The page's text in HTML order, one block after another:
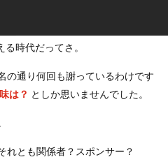
時代だってさ。
の通り何回も謝っているわけです
は？ としか思いませんでした。
れとも関係者？スポンサー？